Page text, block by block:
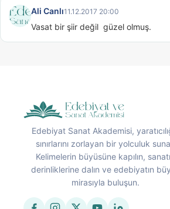
Ali Canlı11.12.2017 20:00
Vasat bir şiir değil  güzel olmuş.
Edebiyat Sanat Akademisi,
sınırlarını zorlayan bir yolculuk
Kelimelerin büyüsüne kapılın,
derinliklerine dalın ve edebiyatın
mirasıyla buluşun.